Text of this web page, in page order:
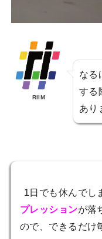
RIIM
なる
する
あり
1日でも休んでし
プレッションが落
ので、できるだけ